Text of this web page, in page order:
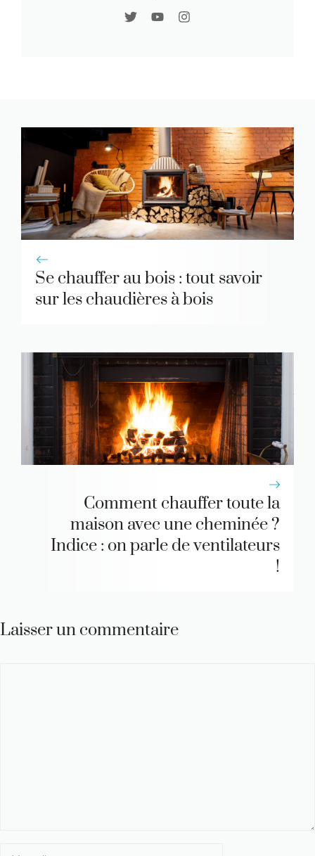
Se chauffer au bois : tout savoir
sur les chaudières à bois
Comment chauffer toute la
maison avec une cheminée ?
Indice : on parle de ventilateurs
!
Laisser un commentaire
Nom